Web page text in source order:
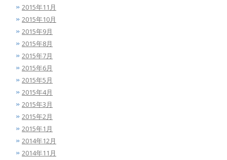
2015年11月
2015年10月
2015年9月
2015年8月
2015年7月
2015年6月
2015年5月
2015年4月
2015年3月
2015年2月
2015年1月
2014年12月
2014年11月